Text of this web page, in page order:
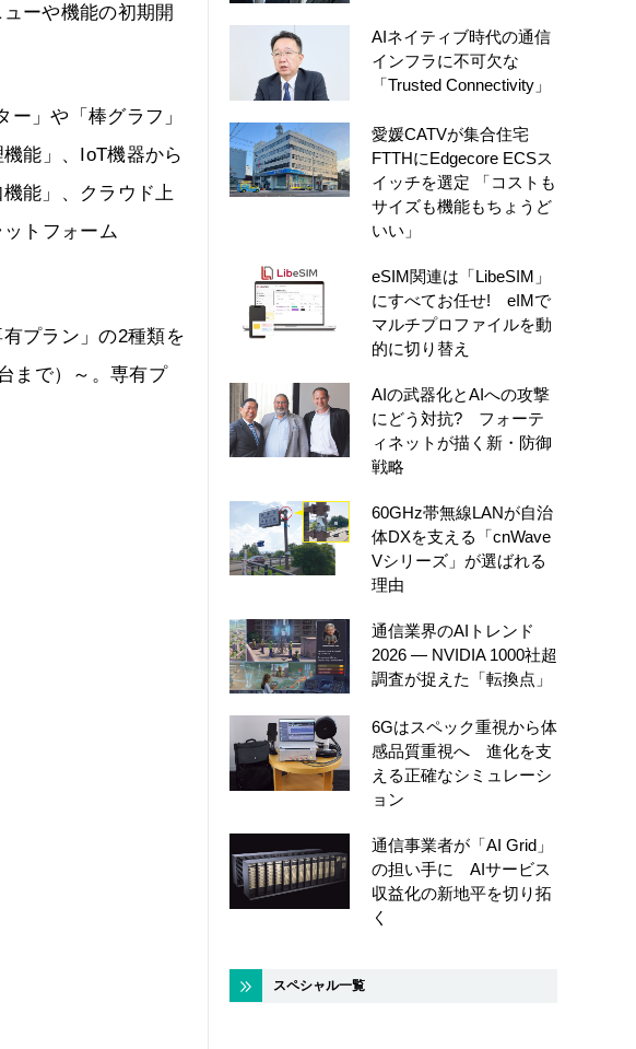
ーや機能の初期開
」や「棒グラフ」
能」、IoT機器から
能」、クラウド上
トフォーム
プラン」の2種類を
まで）～。専有プ
AIネイティブ時代の通信
インフラに不可欠な
「Trusted Connectivity」
愛媛CATVが集合住宅
FTTHにEdgecore ECSス
イッチを選定 「コストも
サイズも機能もちょうど
いい」
eSIM関連は「LibeSIM」
にすべてお任せ! eIMで
マルチプロファイルを動
的に切り替え
AIの武器化とAIへの攻撃
にどう対抗? フォーテ
ィネットが描く新・防御
戦略
60GHz帯無線LANが自治
体DXを支える「cnWave
Vシリーズ」が選ばれる
理由
通信業界のAIトレンド
2026 ― NVIDIA 1000社超
調査が捉えた「転換点」
6Gはスペック重視から体
感品質重視へ 進化を支
える正確なシミュレーシ
ョン
通信事業者が「AI Grid」
の担い手に AIサービス
収益化の新地平を切り拓
く
スペシャル一覧